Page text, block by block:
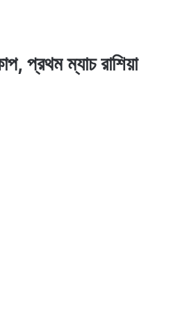
প্রথম ম্যাচ রাশিয়া